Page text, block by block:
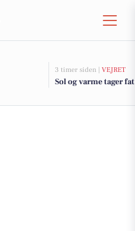
3 timer siden | VEJRET
Sol og varme tager